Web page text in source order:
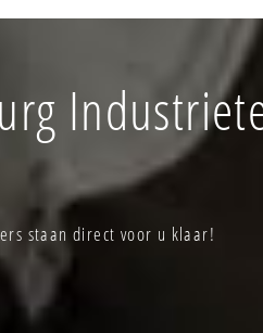
staan direct voor u klaar!